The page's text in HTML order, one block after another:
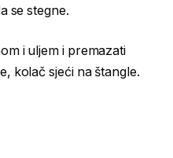
se stegne.
i uljem i premazati
kolač sjeći na štangle.